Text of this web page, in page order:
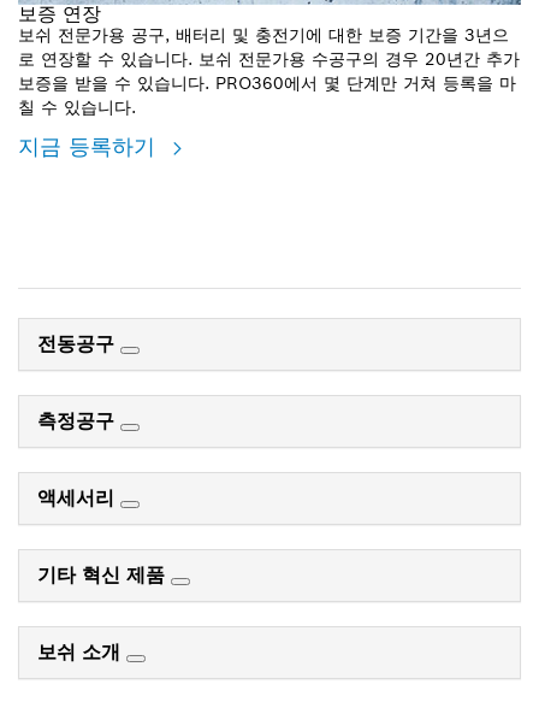
보증 연장
보쉬 전문가용 공구, 배터리 및 충전기에 대한 보증 기간을 3년으
로 연장할 수 있습니다. 보쉬 전문가용 수공구의 경우 20년간 추가
보증을 받을 수 있습니다. PRO360에서 몇 단계만 거쳐 등록을 마
칠 수 있습니다.
지금 등록하기
전동공구
측정공구
액세서리
기타 혁신 제품
보쉬 소개